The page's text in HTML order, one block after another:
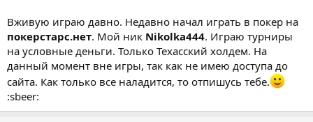
В БУДНИ
- ТАК УДОБНЕЙ) ЧТО ,ПОЧЁМ И КАК РЕШАТ ИГРОКИ В
ОБСУЖДЕНИИ
У НАС БУДЕТ СВОЯ ЛИГА - ПРИЧЁМ, СКОЛЬКО СТОЛОВ
ОФОРМЛЕНИЕ
НА НАШЕ УСМОТРЕНИЕ. ПОДВЕДЕНИЕ ИТОГОВ МОЖЕТ
ВЕСТИ ЛЮБОЙ
Вживую играю давно. Недавно начал играть в покер на
покерстарс.нет. Мой ник Nikolka444. Играю турниры
на условные деньги. Только Техасский холдем. На
данный момент вне игры, так как не имею доступа до
сайта. Как только все наладится, то отпишусь тебе.
:sbeer: